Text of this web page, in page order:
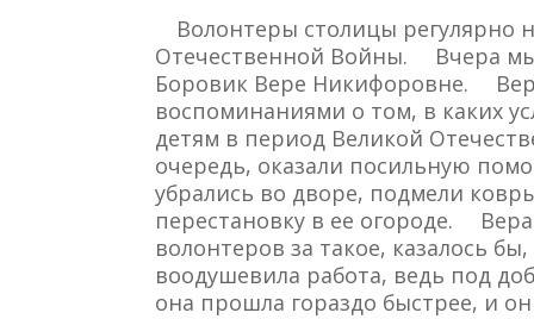
⠀ Волонтеры столицы
Отечественной Войны. ⠀ Вчера
Боровик Вере Никифоровне. ⠀
воспоминаниями о том, в каких
детям в период Великой
очередь, оказали посильную
убрались во дворе, подмели
перестановку в ее огороде. ⠀
волонтеров за такое, казалось
воодушевила работа, ведь под
она прошла гораздо быстрее, и